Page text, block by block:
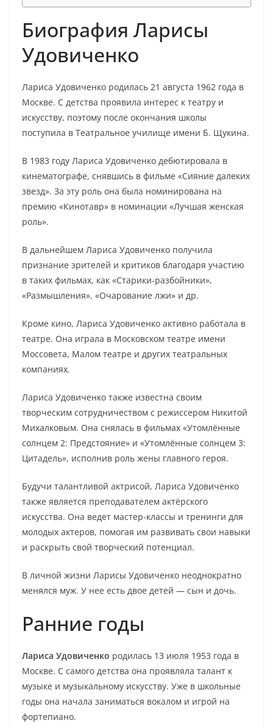
Биография Ларисы
Удовиченко
Лариса Удовиченко родилась 21 августа 1962 года в
Москве. С детства проявила интерес к театру и
искусству, поэтому после окончания школы
поступила в Театральное училище имени Б. Щукина.
В 1983 году Лариса Удовиченко дебютировала в
кинематографе, снявшись в фильме «Сияние далеких
звезд». За эту роль она была номинирована на
премию «Кинотавр» в номинации «Лучшая женская
роль».
В дальнейшем Лариса Удовиченко получила
признание зрителей и критиков благодаря участию
в таких фильмах, как «Старики-разбойники»,
«Размышления», «Очарование лжи» и др.
Кроме кино, Лариса Удовиченко активно работала в
театре. Она играла в Московском театре имени
Моссовета, Малом театре и других театральных
компаниях.
Лариса Удовиченко также известна своим
творческим сотрудничеством с режиссером Никитой
Михалковым. Она снялась в фильмах «Утомлённые
солнцем 2: Предстояние» и «Утомлённые солнцем 3:
Цитадель», исполнив роль жены главного героя.
Будучи талантливой актрисой, Лариса Удовиченко
также является преподавателем актёрского
искусства. Она ведет мастер-классы и тренинги для
молодых актеров, помогая им развивать свои навыки
и раскрыть свой творческий потенциал.
В личной жизни Ларисы Удовиченко неоднократно
менялся муж. У нее есть двое детей — сын и дочь.
Ранние годы
Лариса Удовиченко родилась 13 июля 1953 года в
Москве. С самого детства она проявляла талант к
музыке и музыкальному искусству. Уже в школьные
годы она начала заниматься вокалом и игрой на
фортепиано.